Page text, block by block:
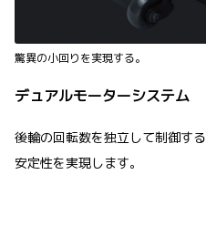
驚異の小回りを実現する。
デュアルモーターシステム
後輪の回転数を独立して制御す
安定性を実現します。